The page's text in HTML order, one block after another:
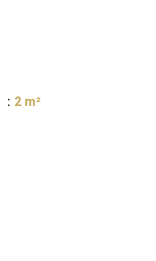
2 m²